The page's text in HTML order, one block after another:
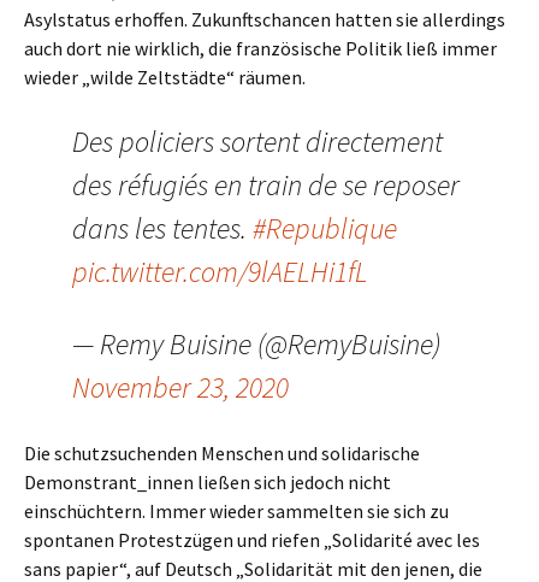
Asylstatus erhoffen. Zukunftschancen hatten sie allerdings
auch dort nie wirklich, die französische Politik ließ immer
wieder „wilde Zeltstädte“ räumen.
Des policiers sortent directement
des réfugiés en train de se reposer
dans les tentes. #Republique
pic.twitter.com/9lAELHi1fL
— Remy Buisine (@RemyBuisine)
November 23, 2020
Die schutzsuchenden Menschen und solidarische
Demonstrant_innen ließen sich jedoch nicht
einschüchtern. Immer wieder sammelten sie sich zu
spontanen Protestzügen und riefen „Solidarité avec les
sans papier“, auf Deutsch „Solidarität mit den jenen, die